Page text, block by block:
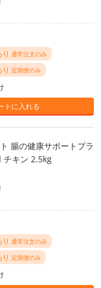
通常注文のみ
定期便のみ
トに入れる
腸の健康サポートプラ
チキン 2.5kg
通常注文のみ
定期便のみ